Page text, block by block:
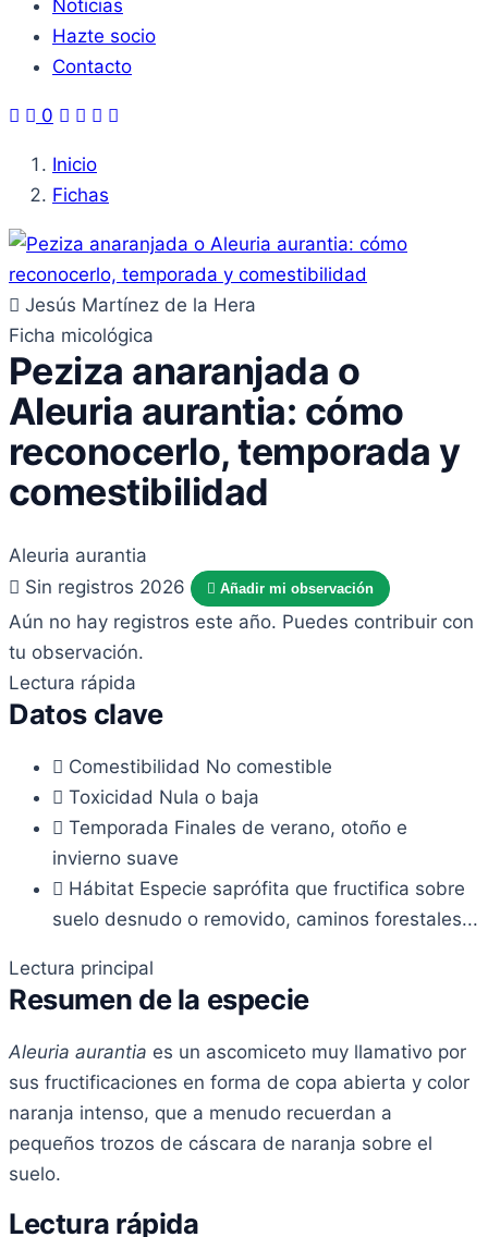
Noticias
Hazte socio
Contacto
0
Inicio
Fichas
Jesús Martínez de la Hera
Ficha micológica
Peziza anaranjada o
Aleuria aurantia: cómo
reconocerlo, temporada y
comestibilidad
Aleuria aurantia
Sin registros 2026
Añadir mi observación
Aún no hay registros este año. Puedes contribuir con
tu observación.
Lectura rápida
Datos clave
Comestibilidad No comestible
Toxicidad Nula o baja
Temporada Finales de verano, otoño e
invierno suave
Hábitat Especie saprófita que fructifica sobre
suelo desnudo o removido, caminos forestales...
Lectura principal
Resumen de la especie
Aleuria aurantia es un ascomiceto muy llamativo por
sus fructificaciones en forma de copa abierta y color
naranja intenso, que a menudo recuerdan a
pequeños trozos de cáscara de naranja sobre el
suelo.
Lectura rápida